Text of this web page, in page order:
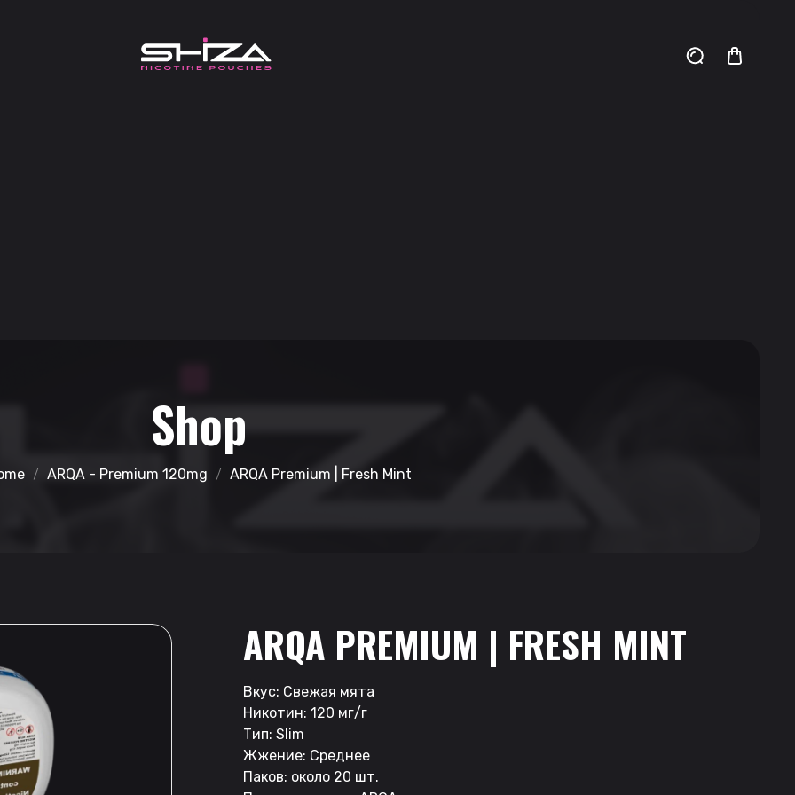
Shop
ARQA - Premium 120mg ARQA Premium | Fresh Mint
ARQA PREMIUM | FRESH MINT
Вкус: Свежая мята
Никотин: 120 мг/г
Тип: Slim
Жжение: Среднее
Паков: около 20 шт.